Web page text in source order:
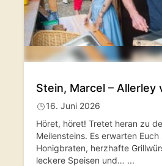
Stein, Marcel – Allerley
16. Juni 2026
Höret, höret! Tretet heran zu
Meilensteins. Es erwarten
Honigbraten, herzhafte
leckere Speisen und… ...